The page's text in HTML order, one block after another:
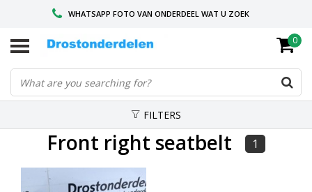
WHATSAPP FOTO VAN ONDERDEEL WAT U ZOEK
VOOR 16.00 BESTELD, VANDAAG VERZONDEN
GESPECIALISEERD PEUGEOT
0
FILTERS
Front right seatbelt 1